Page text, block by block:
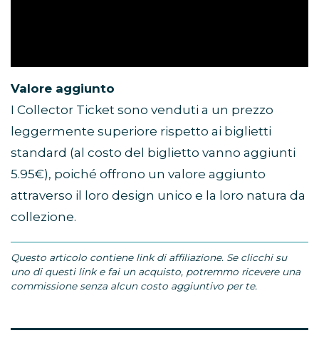
Valore aggiunto
I Collector Ticket sono venduti a un prezzo
leggermente superiore rispetto ai biglietti
standard (al costo del biglietto vanno aggiunti
5.95€), poiché offrono un valore aggiunto
attraverso il loro design unico e la loro natura da
collezione.
Questo articolo contiene link di affiliazione. Se clicchi su
uno di questi link e fai un acquisto, potremmo ricevere una
commissione senza alcun costo aggiuntivo per te.